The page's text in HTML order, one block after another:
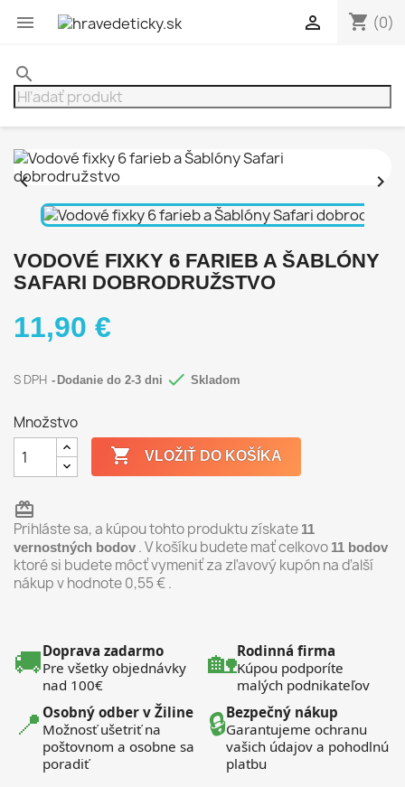
 shopping_cart (0)

search
 
VODOVÉ FIXKY 6 FARIEB A ŠABLÓNY
SAFARI DOBRODRUŽSTVO
11,90 €
S DPH Dodanie do 2-3 dni  Skladom
Množstvo
 VLOŽIŤ DO KOŠÍKA
redeem
Prihláste sa, a kúpou tohto produktu získate 11
vernostných bodov . V košíku budete mať celkovo 11 bodov
ktoré si budete môcť vymeniť za zľavový kupón na ďalší
nákup v hodnote0,55 €.
🚚Doprava zadarmo
Pre všetky objednávky
nad 100€
🏡Rodinná firma
Kúpou podporíte
malých podnikateľov
📍 Osobný odber v Žiline
Možnosť ušetriť na
poštovnom a osobne sa
poradiť
🔒Bezpečný nákup
Garantujeme ochranu
vašich údajov a pohodlnú
platbu